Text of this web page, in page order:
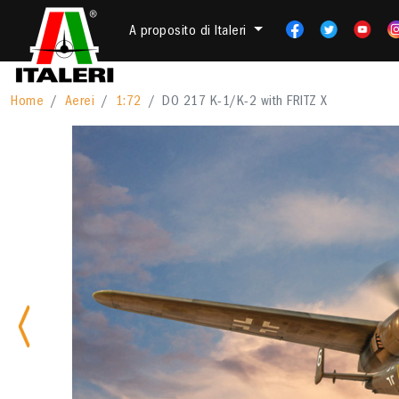
A proposito di Italeri
Home Aerei 1:72 DO 217 K-1/K-2 with FRITZ X
Previous